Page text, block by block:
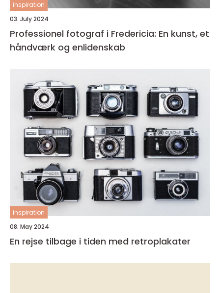
inspiration
03. July 2024
Professionel fotograf i Fredericia: En kunst, et
håndværk og enlidenskab
inspiration
08. May 2024
En rejse tilbage i tiden med retroplakater